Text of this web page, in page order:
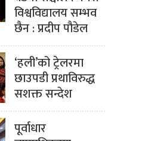
विश्वविद्यालय सम्भव
छैन : प्रदीप पौडेल
‘हली’को ट्रेलरमा
छाउपडी प्रथाविरुद्ध
सशक्त सन्देश
पूर्वाधार